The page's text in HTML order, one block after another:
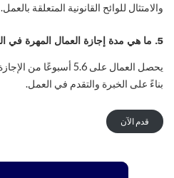
والامتثال للوائح القانونية المتعلقة بالعمل.
5. ما هي مدة إجازة العمال المهرة في
يحصل العمال على 5.6
بناءً على الخبرة والتقدم في العمل.
قدم الآن